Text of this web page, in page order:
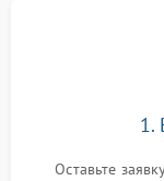
1.
Оставьте